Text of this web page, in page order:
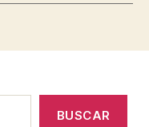
BUSCAR